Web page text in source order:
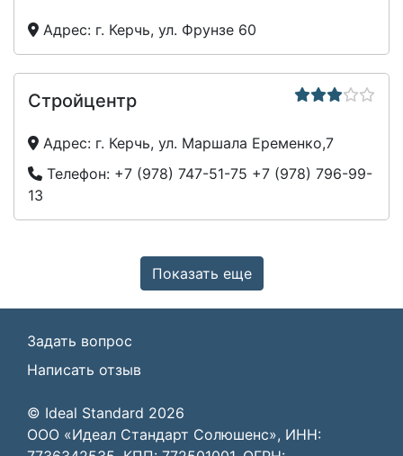
Адрес: г. Керчь, ул. Фрунзе 60
Стройцентр
Адрес: г. Керчь, ул. Маршала Еременко,7
Телефон: +7 (978) 747-51-75 +7 (978) 796-99-
13
Показать еще
Задать вопрос
Написать отзыв
© Ideal Standard 2026
ООО «Идеал Стандарт Солюшенс», ИНН: